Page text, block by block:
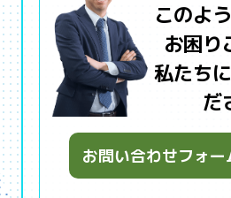
このよ
お困り
私たち
だ
お問い合わせフォー